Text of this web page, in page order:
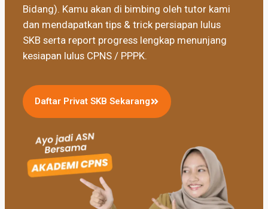
Bidang). Kamu akan di bimbing oleh tutor kami
dan mendapatkan tips & trick persiapan lulus
SKB serta report progress lengkap menunjang
kesiapan lulus CPNS / PPPK.
Daftar Privat SKB Sekarang